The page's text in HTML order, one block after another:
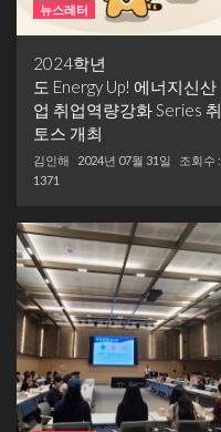
뉴스레터
2024학년
도 Energy Up! 에너지신산
업 취업역량강화 Series 취
토스 개최
김인해 2024년 07월 31일
조회수 :
1371